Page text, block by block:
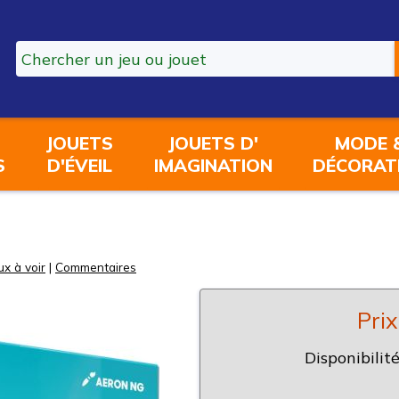
JOUETS
D'ÉVEIL
JOUETS D'
IMAGINATION
MODE
à voir | Commentaires